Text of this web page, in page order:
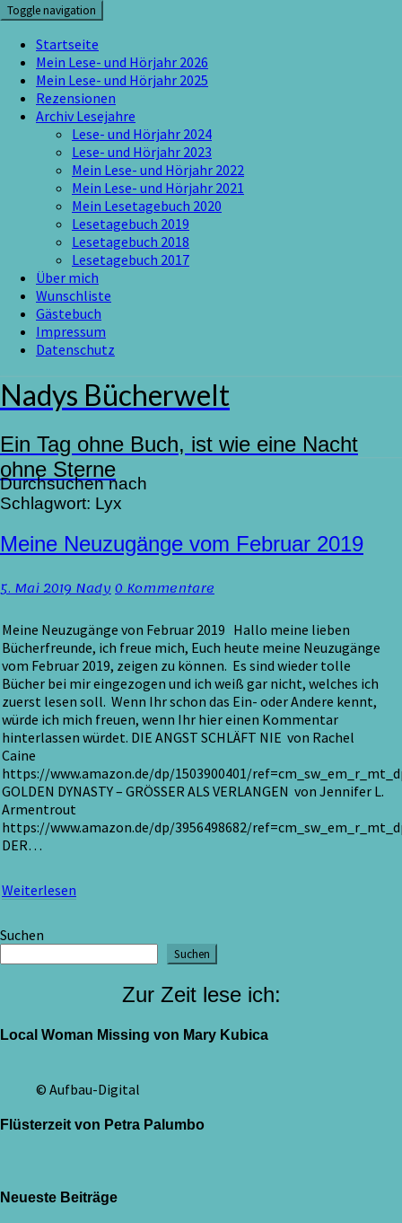
Skip
to
content
Toggle navigation
Startseite
Mein Lese- und Hörjahr 2026
Mein Lese- und Hörjahr 2025
Rezensionen
Archiv Lesejahre
Lese- und Hörjahr 2024
Lese- und Hörjahr 2023
Mein Lese- und Hörjahr 2022
Mein Lese- und Hörjahr 2021
Mein Lesetagebuch 2020
Lesetagebuch 2019
Lesetagebuch 2018
Lesetagebuch 2017
Über mich
Wunschliste
Gästebuch
Impressum
Datenschutz
Nadys Bücherwelt
Ein Tag ohne Buch, ist wie eine Nacht
ohne Sterne
Durchsuchen nach
Schlagwort: Lyx
Meine
Neuzugänge
Februar
Meine Neuzugänge vom Februar 2019
5. Mai 2019NadyKommentare
0 Kommentare
Meine Neuzugänge von Februar 2019 Hallo meine lieben
Bücherfreunde, ich freue mich, Euch heute meine Neuzugänge
vom Februar 2019, zeigen zu können. Es sind wieder tolle
Bücher bei mir eingezogen und ich weiß gar nicht, welches ich
zuerst lesen soll. Wenn Ihr schon das Ein- oder Andere kennt,
würde ich mich freuen, wenn Ihr hier einen Kommentar
hinterlassen würdet. DIE ANGST SCHLÄFT NIE von Rachel
Caine
https://www.amazon.de/dp/1503900401/
GOLDEN DYNASTY – GRÖSSER ALS VERLANGEN von Jennifer L.
Armentrout
https://www.amazon.de/dp/3956498682/
DER…
Weiterlesen
Suchen
Suchen
Zur Zeit lese ich:
Local Woman Missing von Mary Kubica
© Aufbau-Digital
Flüsterzeit von Petra Palumbo
Neueste Beiträge